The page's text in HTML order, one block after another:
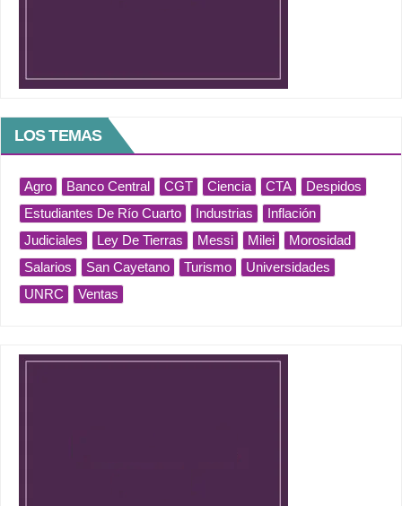
LOS TEMAS
Agro Banco Central CGT Ciencia CTA
Despidos
Estudiantes De Río Cuarto
Industrias
Inflación
Judiciales
Ley De Tierras Messi Milei
Morosidad
Salarios
San Cayetano Turismo
Universidades
UNRC
Ventas